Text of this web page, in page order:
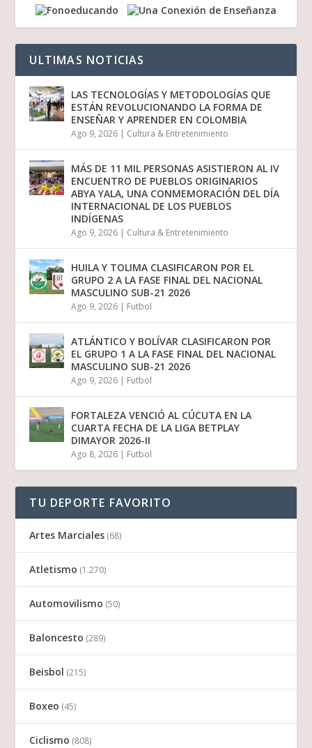
ULTIMAS NOTICIAS
LAS TECNOLOGÍAS Y METODOLOGÍAS QUE
ESTÁN REVOLUCIONANDO LA FORMA DE
ENSEÑAR Y APRENDER EN COLOMBIA
Ago 9, 2026 | Cultura & Entretenimiento
MÁS DE 11 MIL PERSONAS ASISTIERON AL IV
ENCUENTRO DE PUEBLOS ORIGINARIOS
ABYA YALA, UNA CONMEMORACIÓN DEL DÍA
INTERNACIONAL DE LOS PUEBLOS
INDÍGENAS
Ago 9, 2026 | Cultura & Entretenimiento
HUILA Y TOLIMA CLASIFICARON POR EL
GRUPO 2 A LA FASE FINAL DEL NACIONAL
MASCULINO SUB-21 2026
Ago 9, 2026 | Futbol
ATLÁNTICO Y BOLÍVAR CLASIFICARON POR
EL GRUPO 1 A LA FASE FINAL DEL NACIONAL
MASCULINO SUB-21 2026
Ago 9, 2026 | Futbol
FORTALEZA VENCIÓ AL CÚCUTA EN LA
CUARTA FECHA DE LA LIGA BETPLAY
DIMAYOR 2026-II
Ago 8, 2026 | Futbol
TU DEPORTE FAVORITO
Artes Marciales (68)
Atletismo (1.270)
Automovilismo (50)
Baloncesto (289)
Beisbol (215)
Boxeo (45)
Ciclismo (808)